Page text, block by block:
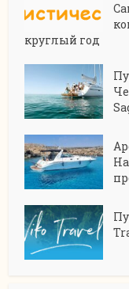
круглый год